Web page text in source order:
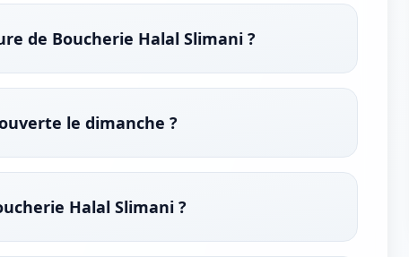
de Boucherie Halal Slimani ?
le dimanche ?
Halal Slimani ?